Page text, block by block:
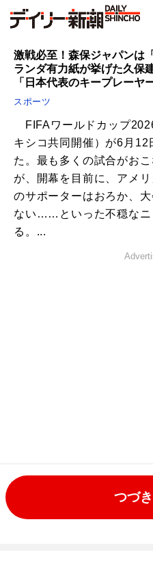
激戦必至！森保ジャパン
ランダ有力紙が挙げた久保
「日本代表のキープレーヤ
スポーツ
FIFAワールドカップ
キシコ共同開催）が6月12
た。最も多くの試合がお
が、開幕を目前に、アメ
のサポーターはおろか、
ない……といった不穏なニ
る。...
つづ